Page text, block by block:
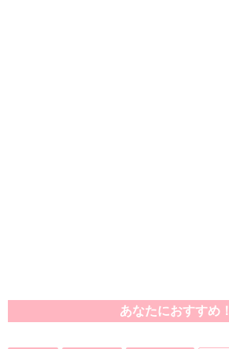
あなたにおすすめ！